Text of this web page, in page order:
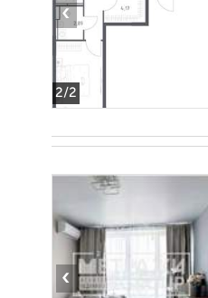
2/2
‹
‹